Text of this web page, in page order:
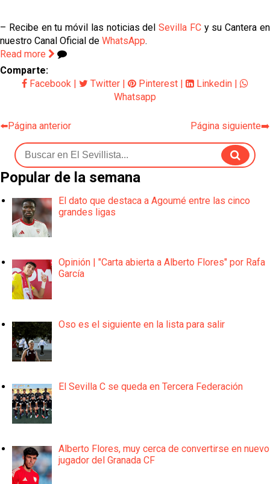
– Recibe en tu móvil las noticias delSevilla FCy su Cantera en
nuestro Canal Oficial de WhatsApp.
Read more
Comparte:
Facebook
Twitter Pinterest Linkedin
Whatsapp
⬅️Página anterior Página siguiente➡️
Popular de la semana
El dato que destaca a Agoumé entre las cinco
grandes ligas
Opinión | "Carta abierta a Alberto Flores" por Rafa
García
Oso es el siguiente en la lista para salir
El Sevilla C se queda en Tercera Federación
Alberto Flores, muy cerca de convertirse en nuevo
jugador del Granada CF